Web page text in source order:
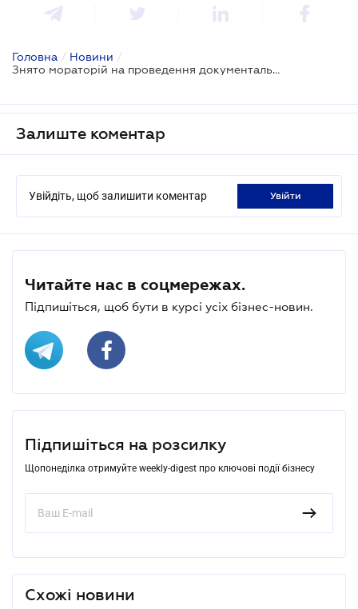
Головна / Новини /
Знято мораторій на проведення документальних перевірок за окремих підстав
Залиште коментар
Увійдіть, щоб залишити коментар увійти
Читайте нас в соцмережах.
Підпишіться, щоб бути в курсі усіх бізнес-новин.
Підпишіться на розсилку
Щопонеділка отримуйте weekly-digest про ключові події бізнесу
Схожі новини